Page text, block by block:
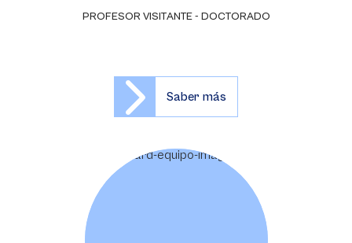
PROFESOR VISITANTE - DOCTORADO
Saber más